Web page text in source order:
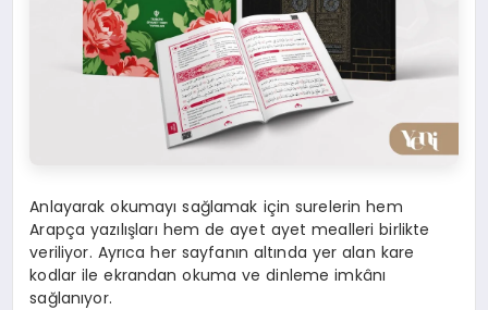
Anlayarak okumayı sağlamak için surelerin hem
Arapça yazılışları hem de ayet ayet mealleri birlikte
veriliyor. Ayrıca her sayfanın altında yer alan kare
kodlar ile ekrandan okuma ve dinleme imkânı
sağlanıyor.